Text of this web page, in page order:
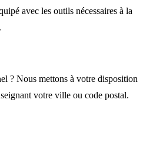
avec les outils nécessaires à la
? Nous mettons à votre disposition
votre ville ou code postal.